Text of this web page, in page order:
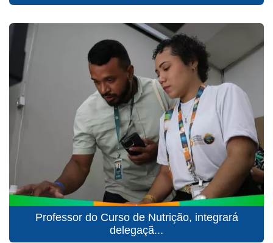
Professor do Curso de Nutrição, integrará
delegaçã...